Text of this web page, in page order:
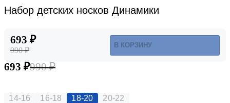
Набор детских носков Динамики
693 ₽
990 ₽
В КОРЗИНУ
693 ₽990 ₽
14-16 16-18 18-20
20-22